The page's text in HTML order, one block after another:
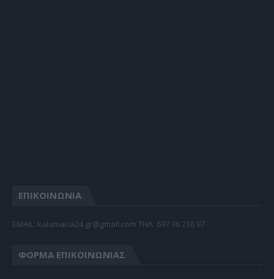
ΕΠΙΚΟΙΝΩΝΙΑ
EMAIL: kalamaria24.gr@gmail.com TΗΛ: 697 36 236 97
ΦΌΡΜΑ ΕΠΙΚΟΙΝΩΝΊΑΣ